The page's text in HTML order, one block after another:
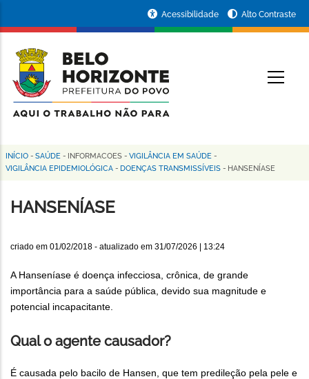
conteúdo
principal
da
Prefeitura
de
Horizonte
Acessibilidade Alto Contraste
Trilha
navegação
INÍCIO - SAÚDE - INFORMACOES - VIGILÂNCIA EM SAÚDE -
VIGILÂNCIA EPIDEMIOLÓGICA - DOENÇAS TRANSMISSÍVEIS - HANSENÍASE
HANSENÍASE
criado em 01/02/2018 - atualizado em 31/07/2026 | 13:24
A Hanseníase é doença infecciosa, crônica, de grande
importância para a saúde pública, devido sua magnitude e
potencial incapacitante.
Qual o agente causador?
É causada pelo bacilo de Hansen, que tem predileção pela pele e